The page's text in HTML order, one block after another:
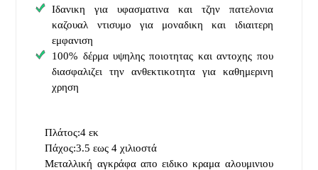
Ιδανικη για υφασματινα και τζην πατελονια
καζουαλ ντισυμο για μοναδικη και ιδιαιτερη
εμφανιση
100% δέρμα υψηλης ποιοτητας και αντοχης που
διασφαλιζει την ανθεκτικοτητα για καθημερινη
χρηση
Πλάτος:4 εκ
Πάχος:3.5 εως 4 χιλιοστά
Μεταλλική αγκράφα απο ειδικο κραμα αλουμινιου